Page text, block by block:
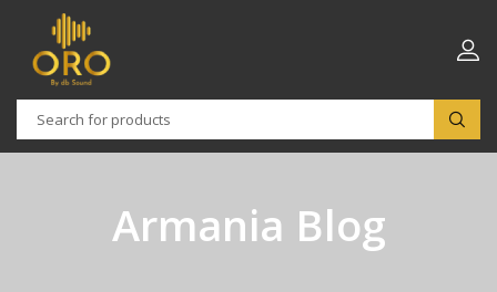
Armania Blog